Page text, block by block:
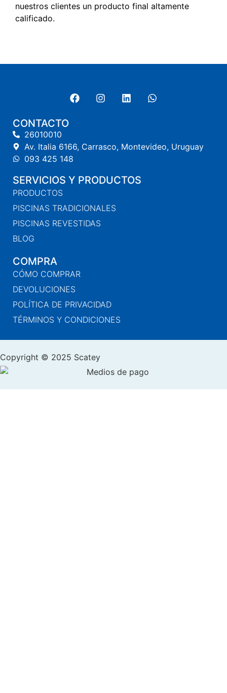
nuestros clientes un producto final altamente
calificado.
CONTACTO
26010010
Av. Italia 6166, Carrasco, Montevideo, Uruguay
093 425 148
SERVICIOS Y PRODUCTOS
PRODUCTOS
PISCINAS TRADICIONALES
PISCINAS REVESTIDAS
BLOG
COMPRA
CÓMO COMPRAR
DEVOLUCIONES
POLÍTICA DE PRIVACIDAD
TÉRMINOS Y CONDICIONES
Copyright © 2025 Scatey